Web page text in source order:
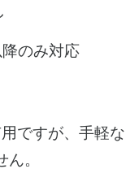
のみ対応
ですが、手軽な
。